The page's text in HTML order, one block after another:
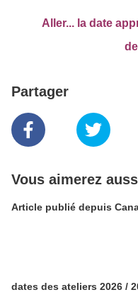
Aller... la date
Partager
Vous aimerez
Article publié
dates des ateliers 2026 /